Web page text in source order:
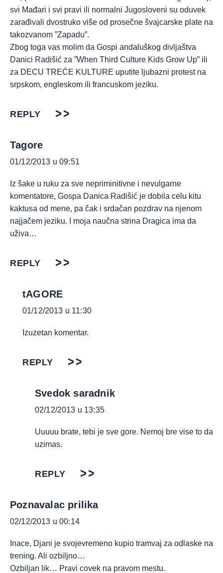
svi Mađari i svi pravi ili normalni Jugosloveni su oduvek
zarađivali dvostruko više od prosečne švajcarske plate na
takozvanom ”Zapadu”.
Zbog toga vas molim da Gospi andaluškog divljaštva
Danici Radišić za ”When Third Culture Kids Grow Up” ili
za DECU TREĆE KULTURE uputite ljubazni protest na
srpskom, engleskom ili francuskom jeziku.
REPLY
Tagore
01/12/2013 u 09:51
Iz šake u ruku za sve nepriminitivne i nevulgarne
komentatore, Gospa Danica Radišić je dobila celu kitu
kaktusa od mene, pa čak i srdačan pozdrav na njenom
najjačem jeziku. I moja naučna strina Dragica ima da
uživa…
REPLY
tAGORE
01/12/2013 u 11:30
Izuzetan komentar.
REPLY
Svedok saradnik
02/12/2013 u 13:35
Uuuuu brate, tebi je sve gore. Nemoj bre vise to da
uzimas.
REPLY
Poznavalac prilika
02/12/2013 u 00:14
Inace, Djani je svojevremeno kupio tramvaj za odlaske na
trening. Ali ozbiljno…
Ozbiljan lik… Pravi covek na pravom mestu.